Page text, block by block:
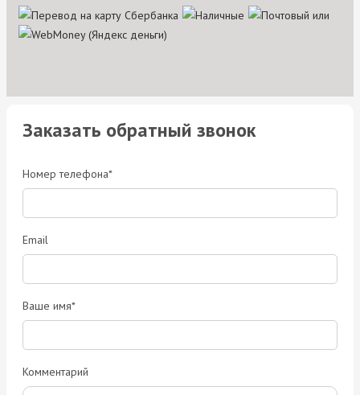
Заказать обратный звонок
Номер телефона*
Email
Ваше имя*
Комментарий